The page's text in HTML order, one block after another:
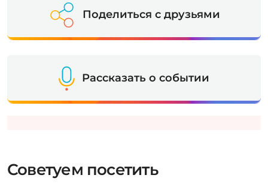
Поделиться с друзьями
Рассказать о событии
Советуем посетить